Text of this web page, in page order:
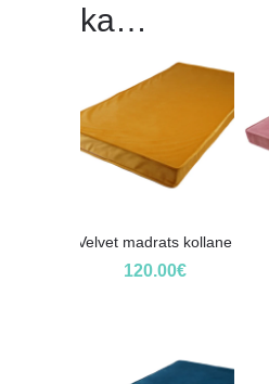
ka…
Velvet madrats kollane
120.00€